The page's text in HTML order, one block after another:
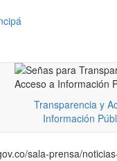
Transparencia y
Información
sala-prensa/